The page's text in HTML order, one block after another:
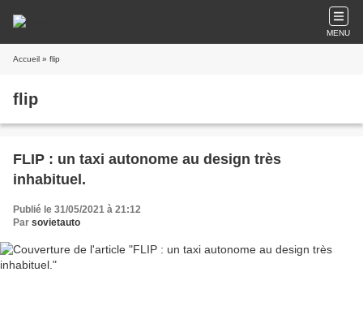
MENU
Accueil » flip
flip
FLIP : un taxi autonome au design très
inhabituel.
Publié le 31/05/2021 à 21:12
Par sovietauto